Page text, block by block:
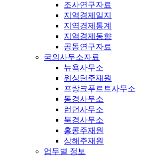
조사연구자료
지역경제일지
지역경제통계
지역경제동향
공동연구자료
국외사무소자료
뉴욕사무소
워싱턴주재원
프랑크푸르트사무소
동경사무소
런던사무소
북경사무소
홍콩주재원
상해주재원
업무별 정보